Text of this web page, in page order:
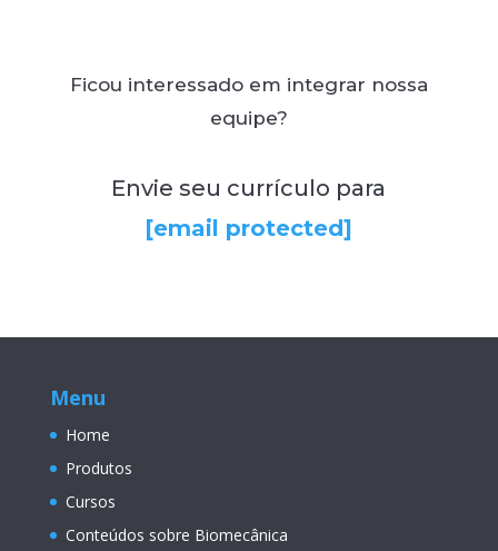
Ficou interessado em integrar nossa
equipe?
Envie seu currículo para
[email protected]
Menu
Home
Produtos
Cursos
Conteúdos sobre Biomecânica